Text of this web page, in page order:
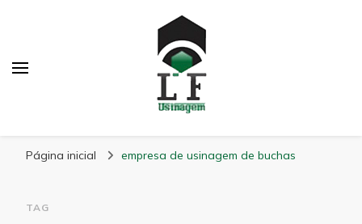
Página inicial empresa de usinagem de buchas
TAG